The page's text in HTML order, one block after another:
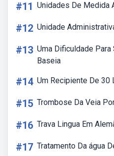
#11 Unidades De Medida
#12 Unidade
#13 Uma Dificuldade
Baseia
#14 Um Recipiente De 30
#15 Trombose Da Veia
#16 Trava Lingua Em
#17 Tratamento Da água